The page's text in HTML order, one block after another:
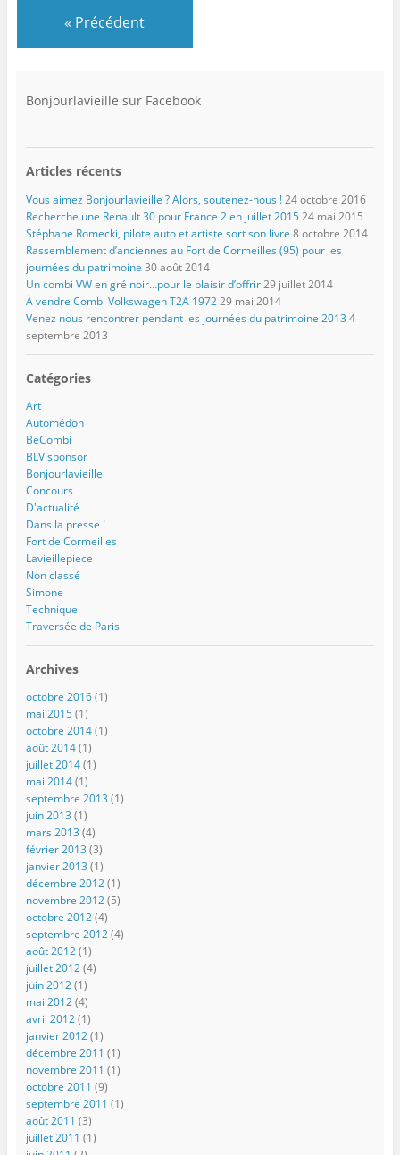
« Précédent
Bonjourlavieille sur Facebook
Articles récents
Vous aimez Bonjourlavieille ? Alors, soutenez-nous ! 24 octobre 2016
Recherche une Renault 30 pour France 2 en juillet 2015 24 mai 2015
Stéphane Romecki, pilote auto et artiste sort son livre 8 octobre 2014
Rassemblement d’anciennes au Fort de Cormeilles (95) pour les
journées du patrimoine 30 août 2014
Un combi VW en gré noir…pour le plaisir d’offrir 29 juillet 2014
À vendre Combi Volkswagen T2A 1972 29 mai 2014
Venez nous rencontrer pendant les journées du patrimoine 2013 4
septembre 2013
Catégories
Art
Automédon
BeCombi
BLV sponsor
Bonjourlavieille
Concours
D'actualité
Dans la presse !
Fort de Cormeilles
Lavieillepiece
Non classé
Simone
Technique
Traversée de Paris
Archives
octobre 2016(1)
mai 2015(1)
octobre 2014(1)
août 2014(1)
juillet 2014(1)
mai 2014(1)
septembre 2013 (1)
juin 2013 (1)
mars 2013 (4)
février 2013 (3)
janvier 2013 (1)
décembre 2012(1)
novembre 2012(5)
octobre 2012(4)
septembre 2012(4)
août 2012(1)
juillet 2012(4)
juin 2012(1)
mai 2012(4)
avril 2012(1)
janvier 2012(1)
décembre 2011 (1)
novembre 2011 (1)
octobre 2011 (9)
septembre 2011 (1)
août 2011 (3)
juillet 2011 (1)